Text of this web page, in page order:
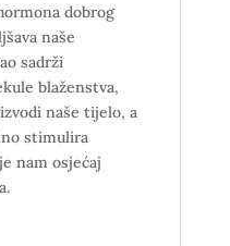
dobrog
naše
sadrži
blaženstva,
naše tijelo, a
stimulira
nam osjećaj